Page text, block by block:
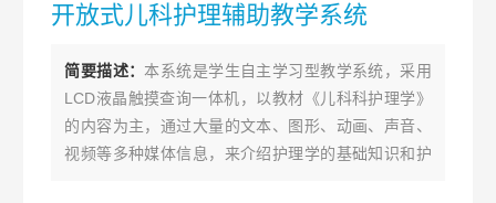
开放式儿科护理辅助教学系统
简要描述：本系统是学生自主学习型教学系统，采用
LCD液晶触摸查询一体机，以教材《儿科科护理学》
的内容为主，通过大量的文本、图形、动画、声音、
视频等多种媒体信息，来介绍护理学的基础知识和护